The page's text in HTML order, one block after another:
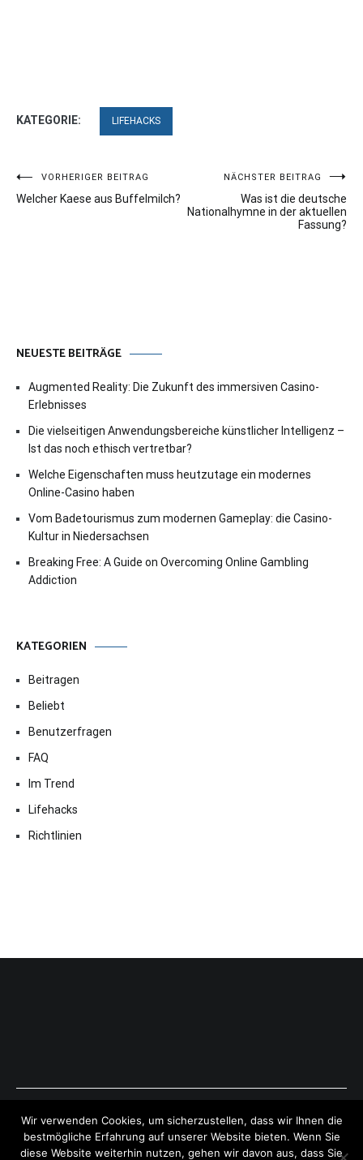
KATEGORIE: LIFEHACKS
Beitragsnavigation
VORHERIGER BEITRAG
Welcher Kaese aus Buffelmilch?
NÄCHSTER BEITRAG
Was ist die deutsche
Nationalhymne in der aktuellen
Fassung?
NEUESTE BEITRÄGE
Augmented Reality: Die Zukunft des immersiven Casino-
Erlebnisses
Die vielseitigen Anwendungsbereiche künstlicher Intelligenz –
Ist das noch ethisch vertretbar?
Welche Eigenschaften muss heutzutage ein modernes
Online-Casino haben
Vom Badetourismus zum modernen Gameplay: die Casino-
Kultur in Niedersachsen
Breaking Free: A Guide on Overcoming Online Gambling
Addiction
KATEGORIEN
Beitragen
Beliebt
Benutzerfragen
FAQ
Im Trend
Lifehacks
Richtlinien
Copyright © 2026ExpressAntworten.com. All rights reserved.
Theme:Cenote by ThemeGrill. Powered byWordPress .
Wir verwenden Cookies, um sicherzustellen, dass wir Ihnen die
bestmögliche Erfahrung auf unserer Website bieten. Wenn Sie
diese Website weiterhin nutzen, gehen wir davon aus, dass Sie